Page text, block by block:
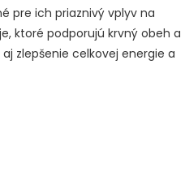
pre ich priaznivý vplyv na
ktoré podporujú krvný obeh a
zlepšenie celkovej energie a